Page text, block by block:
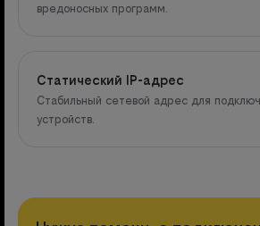
вредоносных программ.
Статический IP-адрес
Стабильный сетевой адрес для
устройств.